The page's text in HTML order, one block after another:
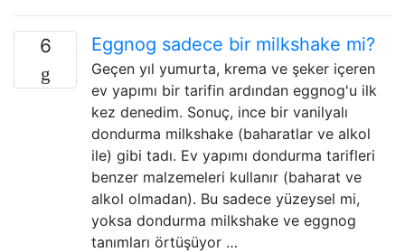
6 Eggnog sadece bir milkshake mi?
Geçen yıl yumurta, krema ve şeker içeren
ev yapımı bir tarifin ardından eggnog'u ilk
kez denedim. Sonuç, ince bir vanilyalı
dondurma milkshake (baharatlar ve alkol
ile) gibi tadı. Ev yapımı dondurma tarifleri
benzer malzemeleri kullanır (baharat ve
alkol olmadan). Bu sadece yüzeysel mi,
yoksa dondurma milkshake ve eggnog
tanımları örtüşüyor …